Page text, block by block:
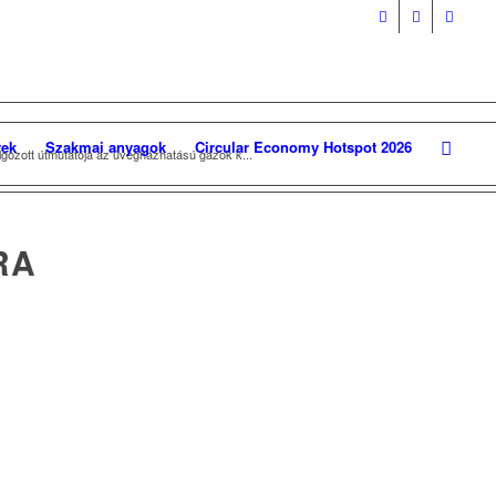
Szakmai anyagok Circular Economy Hotspot 2026
útmutatója az üvegházhatású gázok k...